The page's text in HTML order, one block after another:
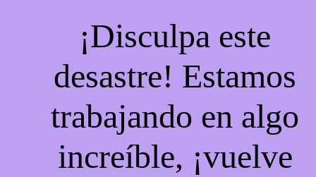
¡Disculpa este
desastre! Estamos
trabajando en algo
increíble, ¡vuelve